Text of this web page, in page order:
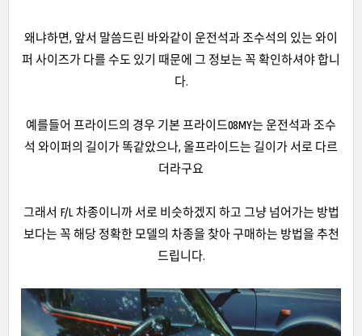
왜냐하면, 앞서 말씀드린 바와같이 운전석과 조수석의 있는 와이
퍼 사이즈가 다를 수도 있기 때문에 그 정보는 꼭 확인하셔야 합니
다.
예를들어 프라이드의 경우 기본 프라이드08MY는 운전석과 조수
석 와이퍼의 길이가 똑같았으나, 올프라이드는 길이가 서로 다르
더라구요
그래서 F/L 차종이니까 서로 비슷하겠지 하고 그냥 넘어가는 방법
보다는 꼭 해당 정확한 모델의 차종을 찾아 구매하는 방법을 추천
드립니다.